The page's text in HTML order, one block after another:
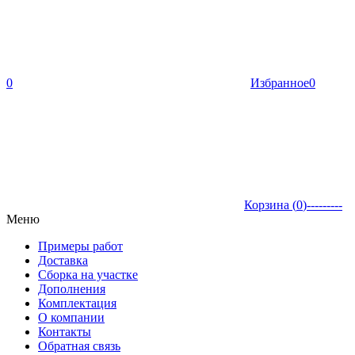
0 Избранное0
Корзина (0)---------
Меню
Примеры работ
Доставка
Сборка на участке
Дополнения
Комплектация
О компании
Контакты
Обратная связь